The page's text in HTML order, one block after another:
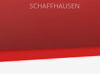
SCHAFFHAUSEN